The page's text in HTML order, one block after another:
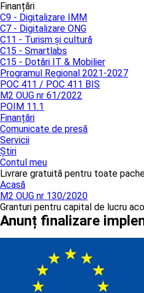
Finanțări
C9 - Digitalizare IMM
C7 - Digitalizare ONG
C11 - Turism și cultură
C15 - Smartlabs
C15 - Dotări IT & Mobilier
Programul Regional 2021-2027
POC 411 / POC 411 BIS
M2 OUG nr 61/2022
POIM 11.1
Finanțări
Comunicate de presă
Servicii
Știri
Contul meu
Livrare gratuită pentru toate
Acasă
M2 OUG nr 130/2020
Granturi pentru capital de lucru
Anunț finalizare